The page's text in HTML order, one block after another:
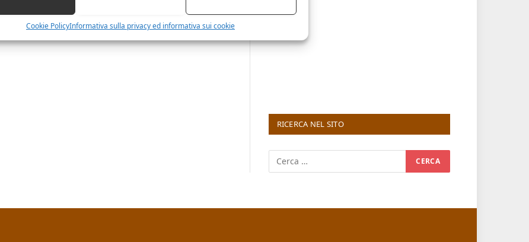
Cookie PolicyInformativa sulla privacy ed informativa sui cookie
RICERCA NEL SITO